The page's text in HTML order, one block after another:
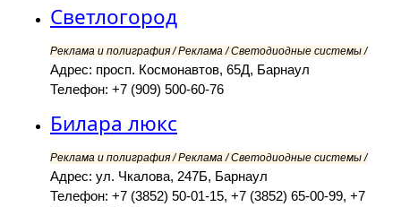
Светлогород
Реклама и полиграфия / Реклама / Светодиодные системы /
Адрес: просп. Космонавтов, 65Д, Барнаул
Телефон: +7 (909) 500-60-76
Билара люкс
Реклама и полиграфия / Реклама / Светодиодные системы /
Адрес: ул. Чкалова, 247Б, Барнаул
Телефон: +7 (3852) 50-01-15, +7 (3852) 65-00-99, +7